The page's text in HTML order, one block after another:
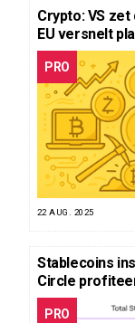
Crypto: VS
EU versnelt
PRO
22 AUG. 2025
Stablecoins
Circle
PRO